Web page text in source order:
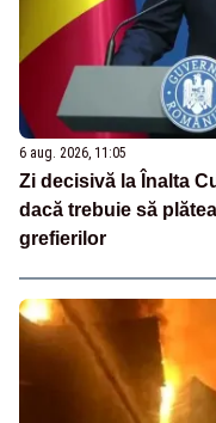
6 aug. 2026, 11:05
Zi decisivă la Înalta
dacă trebuie să
grefierilor